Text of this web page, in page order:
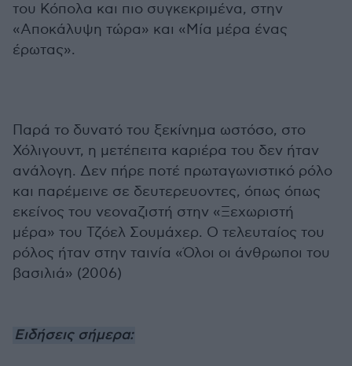
του Κόπολα και πιο συγκεκριμένα, στην
«Αποκάλυψη τώρα» και «Μία μέρα ένας
έρωτας».
Παρά το δυνατό του ξεκίνημα ωστόσο, στο
Χόλιγουντ, η μετέπειτα καριέρα του δεν ήταν
ανάλογη. Δεν πήρε ποτέ πρωταγωνιστικό ρόλο
και παρέμεινε σε δευτερευοντες, όπως όπως
εκείνος του νεοναζιστή στην «Ξεχωριστή
μέρα» του Τζόελ Σουμάχερ. Ο τελευταίος του
ρόλος ήταν στην ταινία «Όλοι οι άνθρωποι του
βασιλιά» (2006)
Ειδήσεις σήμερα: